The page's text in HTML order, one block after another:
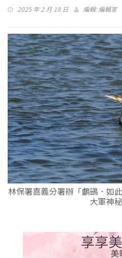
2025 年 2 月 18 日 編輯:編輯室
林保署嘉義分署辦「鸕鷀．如
大軍神